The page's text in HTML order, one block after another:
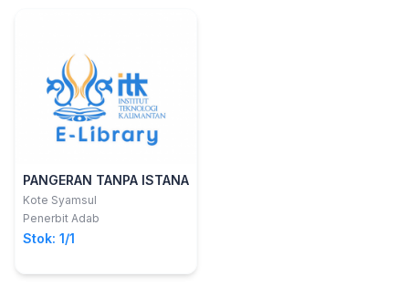
PANGERAN TANPA ISTANA
Kote Syamsul
Penerbit Adab
Stok: 1/1